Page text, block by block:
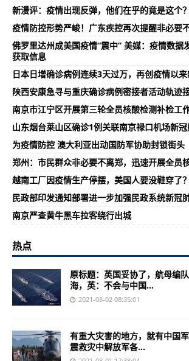
新漫评：疫情出现反弹，他们在乎的竟是这个？
疫情防控形势严峻！广东疾控再次提醒非必要
佛罗里达州成美国疫情“震中” 美媒：疫情数据
获取信息
日本日增确诊病例连续3天过万，再创疫情以
陕西安康急寻与重庆确诊病例密接者活动轨迹接
南京市江宁区开展第三轮全员核酸检测补检工
山东烟台莱山区确诊1例关联南京禄口机场新
为疫情防控 澳大利亚出动国防军协助封锁街头
郑州：市民群众非必要不离郑，迅速开展全员
越南工厂因疫情生产停摆，美国人要没鞋穿了？
民政部印发通知部署进一步加强民政系统新冠
南京严查黄牛黑车拉客绕行出城
热点
原标题：英国妥协了，航母编
海，英：不会与中国...
2021-08-02 08:35:01
有重大灾害的地方，就有中国
震救灾中解放军各...